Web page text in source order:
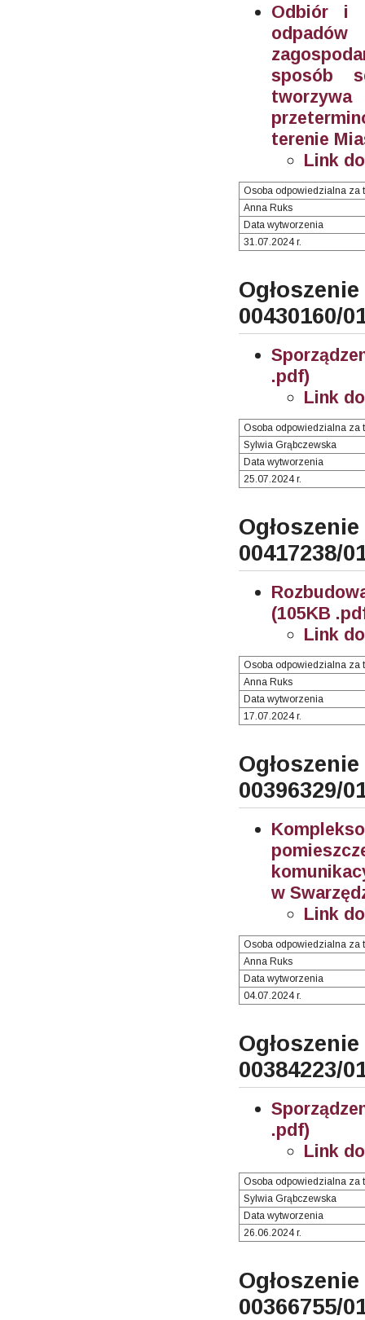
Odbiór i
sposób
terenie
Link
Osoba odpowiedzialna za
Anna Ruks
Data wytworzenia
31.07.2024 r.
00430160/
.pdf)
Link
Osoba odpowiedzialna za
Sylwia Grąbczewska
Data wytworzenia
25.07.2024 r.
00417238/
(105KB
Link
Osoba odpowiedzialna za
Anna Ruks
Data wytworzenia
17.07.2024 r.
00396329/
w
Link
Osoba odpowiedzialna za
Anna Ruks
Data wytworzenia
04.07.2024 r.
00384223/
.pdf)
Link
Osoba odpowiedzialna za
Sylwia Grąbczewska
Data wytworzenia
26.06.2024 r.
00366755/